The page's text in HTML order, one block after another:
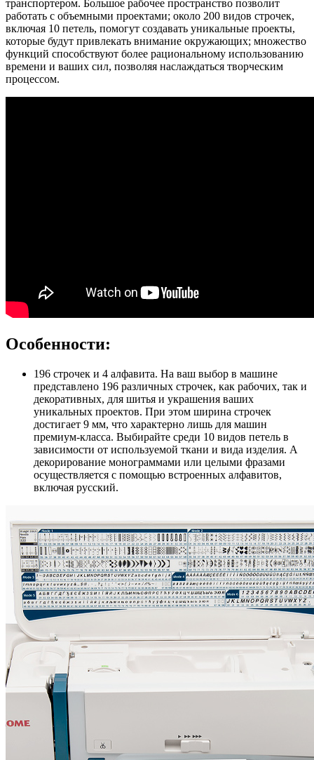
транспортером. Большое рабочее пространство позволит
работать с объемными проектами; около 200 видов строчек,
включая 10 петель, помогут создавать уникальные проекты,
которые будут привлекать внимание окружающих; множество
функций способствуют более рациональному использованию
времени и ваших сил, позволяя наслаждаться творческим
процессом.
Особенности:
196 строчек и 4 алфавита. На ваш выбор в машине
представлено 196 различных строчек, как рабочих, так и
декоративных, для шитья и украшения ваших
уникальных проектов. При этом ширина строчек
достигает 9 мм, что характерно лишь для машин
премиум-класса. Выбирайте среди 10 видов петель в
зависимости от используемой ткани и вида изделия. А
декорирование монограммами или целыми фразами
осуществляется с помощью встроенных алфавитов,
включая русский.